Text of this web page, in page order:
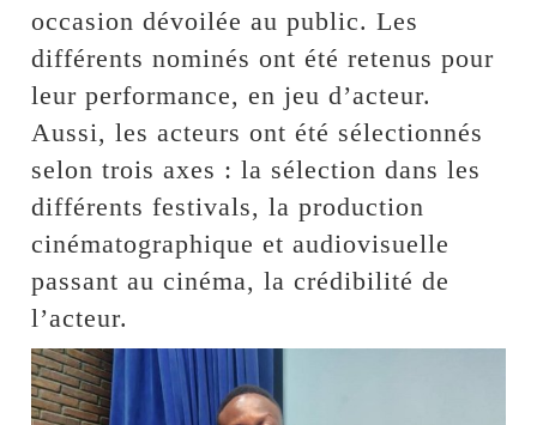
occasion dévoilée au public. Les
différents nominés ont été retenus pour
leur performance, en jeu d’acteur.
Aussi, les acteurs ont été sélectionnés
selon trois axes : la sélection dans les
différents festivals, la production
cinématographique et audiovisuelle
passant au cinéma, la crédibilité de
l’acteur.